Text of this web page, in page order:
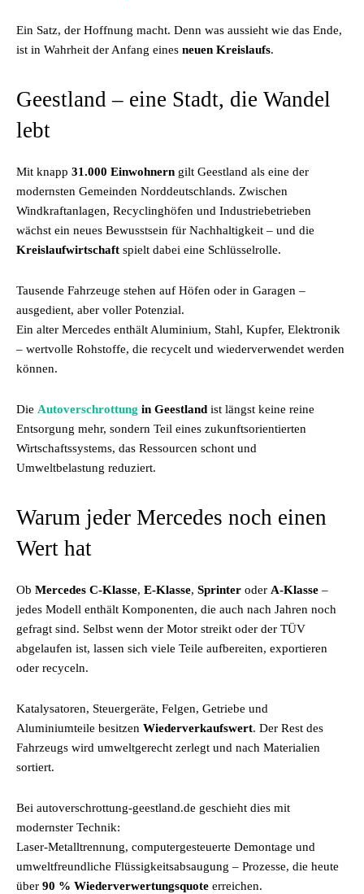
Ein Satz, der Hoffnung macht. Denn was aussieht wie das Ende,
ist in Wahrheit der Anfang eines neuen Kreislaufs.
Geestland – eine Stadt, die Wandel
lebt
Mit knapp 31.000 Einwohnern gilt Geestland als eine der
modernsten Gemeinden Norddeutschlands. Zwischen
Windkraftanlagen, Recyclinghöfen und Industriebetrieben
wächst ein neues Bewusstsein für Nachhaltigkeit – und die
Kreislaufwirtschaft spielt dabei eine Schlüsselrolle.
Tausende Fahrzeuge stehen auf Höfen oder in Garagen –
ausgedient, aber voller Potenzial.
Ein alter Mercedes enthält Aluminium, Stahl, Kupfer, Elektronik
– wertvolle Rohstoffe, die recycelt und wiederverwendet werden
können.
Die Autoverschrottung in Geestland ist längst keine reine
Entsorgung mehr, sondern Teil eines zukunftsorientierten
Wirtschaftssystems, das Ressourcen schont und
Umweltbelastung reduziert.
Warum jeder Mercedes noch einen
Wert hat
Ob Mercedes C-Klasse, E-Klasse, Sprinter oder A-Klasse –
jedes Modell enthält Komponenten, die auch nach Jahren noch
gefragt sind. Selbst wenn der Motor streikt oder der TÜV
abgelaufen ist, lassen sich viele Teile aufbereiten, exportieren
oder recyceln.
Katalysatoren, Steuergeräte, Felgen, Getriebe und
Aluminiumteile besitzen Wiederverkaufswert. Der Rest des
Fahrzeugs wird umweltgerecht zerlegt und nach Materialien
sortiert.
Bei autoverschrottung-geestland.de geschieht dies mit
modernster Technik:
Laser-Metalltrennung, computergesteuerte Demontage und
umweltfreundliche Flüssigkeitsabsaugung – Prozesse, die heute
über 90 % Wiederverwertungsquote erreichen.